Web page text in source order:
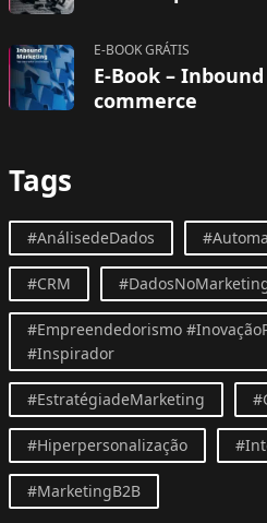
E-BOOK GRÁTIS
E-Book –
commerce
Tags
#AnálisedeDados
#CRM
#Empreendedorismo
#Inspirador
#EstratégiadeMarketing
#Hiperpersonalização
#MarketingB2B